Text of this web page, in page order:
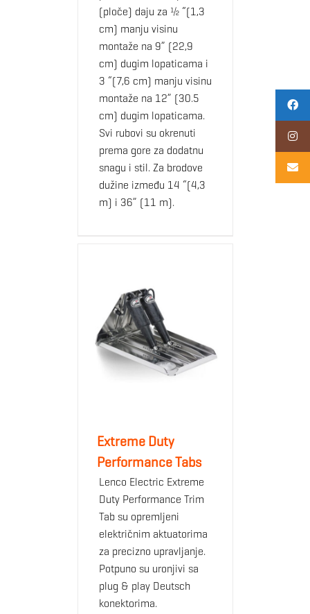
(ploče) daju za ½ “(1,3
cm) manju visinu
montaže na 9” (22,9
cm) dugim lopaticama i
3 “(7,6 cm) manju visinu
montaže na 12” (30.5
cm) dugim lopaticama.
Svi rubovi su okrenuti
prema gore za dodatnu
snagu i stil. Za brodove
dužine između 14 “(4,3
m) i 36” (11 m).
Extreme Duty
Performance Tabs
Lenco Electric Extreme
Duty Performance Trim
Tab su opremljeni
električnim aktuatorima
za precizno upravljanje.
Potpuno su uronjivi sa
plug & play Deutsch
konektorima.